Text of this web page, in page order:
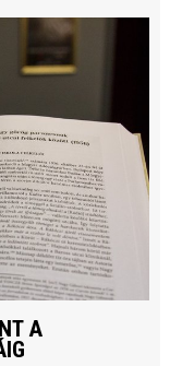
A